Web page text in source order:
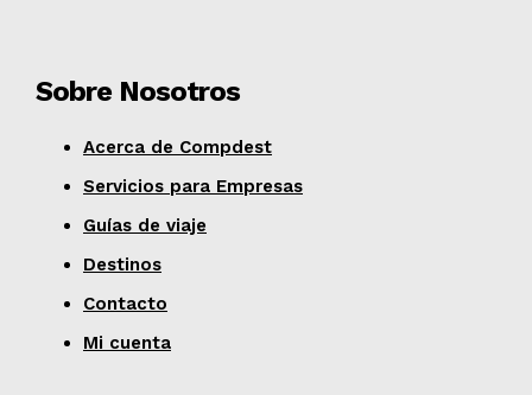
Sobre Nosotros
Acerca de Compdest
Servicios para Empresas
Guías de viaje
Destinos
Contacto
Mi cuenta